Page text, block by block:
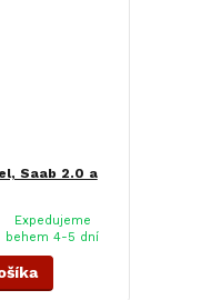
Saab 2.0 a
Expedujeme
behem 4-5 dní